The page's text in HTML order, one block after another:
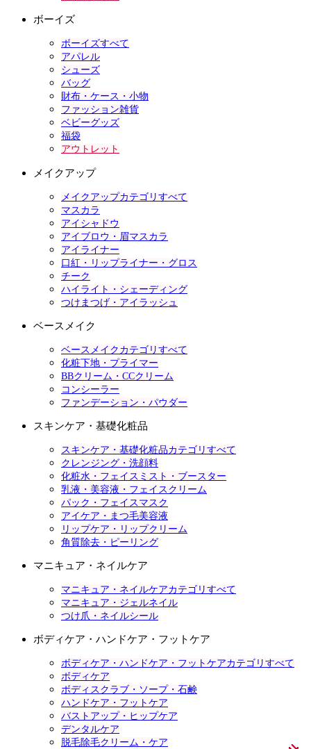
ボーイズ
ボーイズすべて
アパレル
シューズ
バッグ
財布・ケース・小物
ファッション雑貨
ベビーグッズ
福袋
アウトレット
メイクアップ
メイクアップカテゴリすべて
マスカラ
アイシャドウ
アイブロウ・眉マスカラ
アイライナー
口紅・リップライナー・グロス
チーク
ハイライト・シェーディング
つけまつげ・アイラッシュ
ベースメイク
ベースメイクカテゴリすべて
化粧下地・プライマー
BBクリーム・CCクリーム
コンシーラー
ファンデーション・パウダー
スキンケア・基礎化粧品
スキンケア・基礎化粧品カテゴリすべて
クレンジング・洗顔料
化粧水・フェイスミスト・ブースター
乳液・美容液・フェイスクリーム
パック・フェイスマスク
アイケア・まつ毛美容液
リップケア・リップクリーム
角質除去・ピーリング
マニキュア・ネイルケア
マニキュア・ネイルケアカテゴリすべて
マニキュア・ジェルネイル
つけ爪・ネイルシール
ボディケア・ハンドケア・フットケア
ボディケア・ハンドケア・フットケアカテゴリすべて
ボディケア
ボディスクラブ・ソープ・石鹸
ハンドケア・フットケア
バストアップ・ヒップケア
デンタルケア
脱毛除毛クリーム・ケア